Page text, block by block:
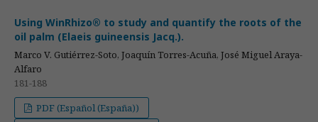
Using WinRhizo® to study and quantify the roots of the
oil palm (Elaeis guineensis Jacq.).
Marco V. Gutiérrez-Soto, Joaquín Torres-Acuña, José Miguel Araya-
Alfaro
181-188
PDF (Español (España))